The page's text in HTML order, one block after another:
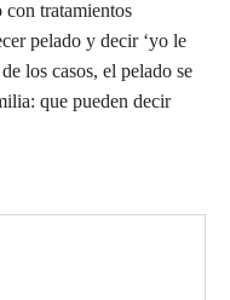
con tratamientos
pelado y decir ‘yo le
los casos, el pelado se
que pueden decir